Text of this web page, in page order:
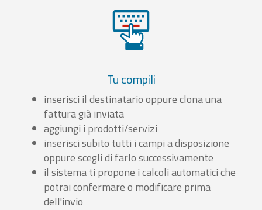
Tu compili
inserisci il destinatario oppure clona una
fattura già inviata
aggiungi i prodotti/servizi
inserisci subito tutti i campi a disposizione
oppure scegli di farlo successivamente
il sistema ti propone i calcoli automatici che
potrai confermare o modificare prima
dell'invio